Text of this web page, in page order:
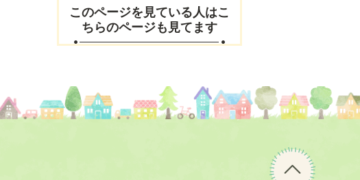
このページを見ている人はこ
ちらのページも見てます
ペ
ー